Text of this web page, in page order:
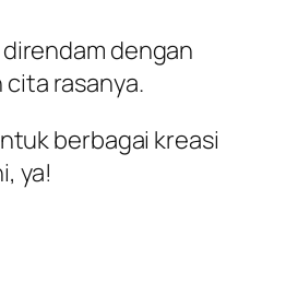
dengan
rasanya.
berbagai kreasi
ya!